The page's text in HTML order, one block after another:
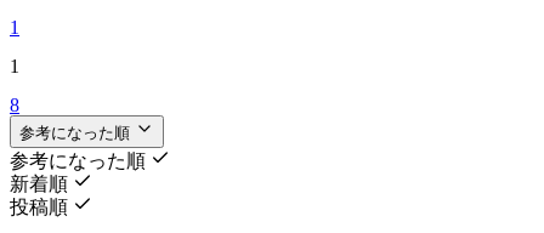
1
1
8
参考になった順
参考になった順
新着順
投稿順